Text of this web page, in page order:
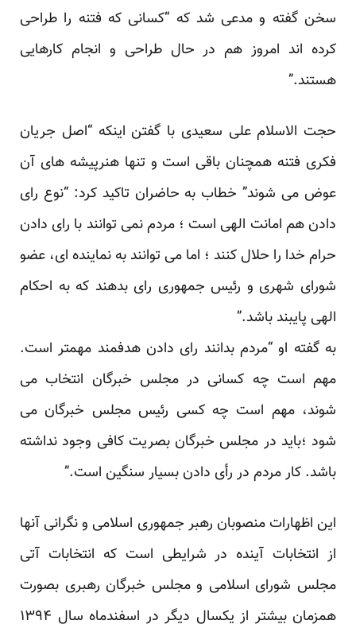
سخن گفته و مدعی شد که “کسانی که فتنه را طراحی
کرده اند امروز هم در حال طراحی و انجام کارهایی
هستند.”
حجت الاسلام علی سعیدی با گفتن اینکه “اصل جریان
فکری فتنه همچنان باقی است و تنها هنرپیشه های آن
عوض می شوند” خطاب به حاضران تاکید کرد: “نوع رای
دادن هم امانت الهی است ؛ مردم نمی توانند با رای دادن
حرام خدا را حلال کنند ؛ اما می توانند به نماینده ای، عضو
شورای شهری و رئیس جمهوری رای بدهند که به احکام
الهی پایبند باشد.”
به گفته او “مردم بدانند رای دادن هدفمند مهمتر است.
مهم است چه کسانی در مجلس خبرگان انتخاب می
شوند، مهم است چه کسی رئیس مجلس خبرگان می
شود ؛باید در مجلس خبرگان بصریت کافی وجود نداشته
باشد. کار مردم در رأی دادن بسیار سنگین است.”
این اظهارات منصوبان رهبر جمهوری اسلامی و نگرانی آنها
از انتخابات آینده در شرایطی است که انتخابات آتی
مجلس شورای اسلامی و مجلس خبرگان رهبری بصورت
همزمان بیشتر از یکسال دیگر در اسفندماه سال ۱۳۹۴